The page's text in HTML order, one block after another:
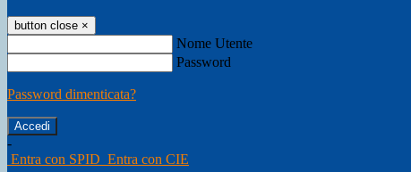
button close ×
Nome Utente
Password
Password dimenticata?
-
Entra con SPID Entra con CIE